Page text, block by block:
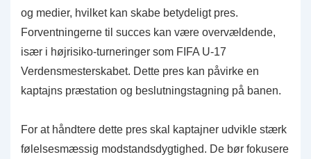
og medier, hvilket kan skabe betydeligt pres.
Forventningerne til succes kan være overvældende,
især i højrisiko-turneringer som FIFA U-17
Verdensmesterskabet. Dette pres kan påvirke en
kaptajns præstation og beslutningstagning på banen.
For at håndtere dette pres skal kaptajner udvikle stærk
følelsesmæssig modstandsdygtighed. De bør fokusere